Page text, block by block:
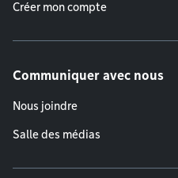
Créer mon compte
Communiquer avec nous
Nous joindre
Salle des médias